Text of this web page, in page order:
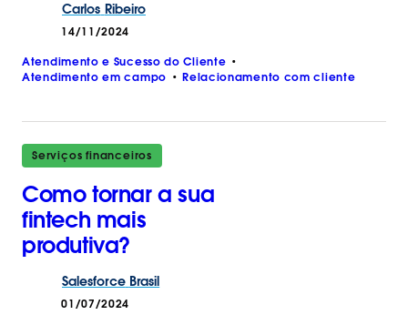
Carlos Ribeiro
14/11/2024
Atendimento e Sucesso do Cliente
Atendimento em campo
Relacionamento com cliente
Serviços financeiros
Como tornar a sua
fintech mais
produtiva?
Salesforce Brasil
01/07/2024